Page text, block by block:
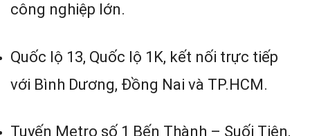
công nghiệp lớn.
Quốc lộ 13, Quốc lộ 1K, kết nối trực tiếp
với Bình Dương, Đồng Nai và TP.HCM.
Tuyến Metro số 1 Bến Thành – Suối Tiên,